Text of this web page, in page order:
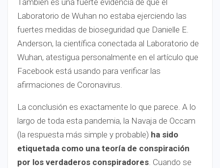
También es una fuerte evidencia de que el
Laboratorio de Wuhan no estaba ejerciendo las
fuertes medidas de bioseguridad que Danielle E.
Anderson, la científica conectada al Laboratorio de
Wuhan, atestigua personalmente en el artículo que
Facebook está usando para verificar las
afirmaciones de Coronavirus.
La conclusión es exactamente lo que parece. A lo
largo de toda esta pandemia, la Navaja de Occam
(la respuesta más simple y probable) ha sido
etiquetada como una teoría de conspiración
por los verdaderos conspiradores. Cuando se